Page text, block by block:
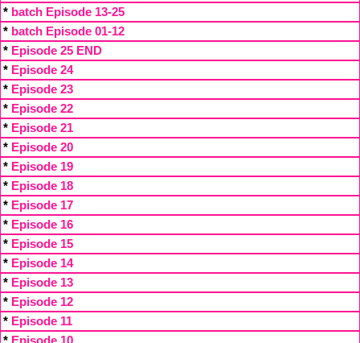
* batch Episode 13-25
* batch Episode 01-12
* Episode 25 END
* Episode 24
* Episode 23
* Episode 22
* Episode 21
* Episode 20
* Episode 19
* Episode 18
* Episode 17
* Episode 16
* Episode 15
* Episode 14
* Episode 13
* Episode 12
* Episode 11